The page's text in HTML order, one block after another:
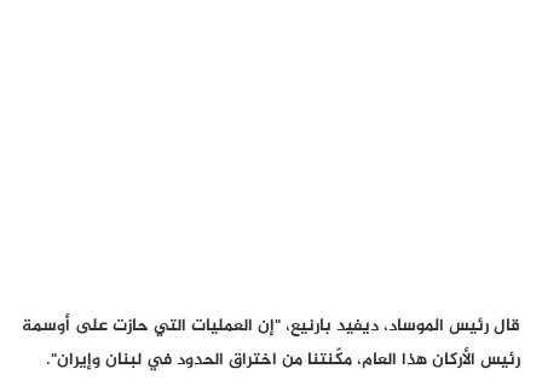
قال رئيس الموساد، ديفيد بارنيع، "إن العمليات التي حازت على أوسمة
رئيس الأركان هذا العام، مكّنتنا من اختراق الحدود في لبنان وإيران".